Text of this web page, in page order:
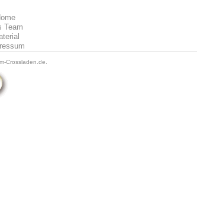
Team
Crossladen.de